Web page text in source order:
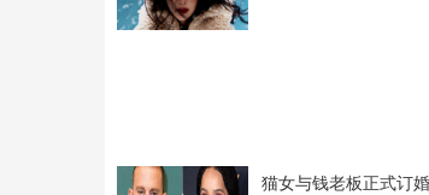
猫女与钱老板正式订婚